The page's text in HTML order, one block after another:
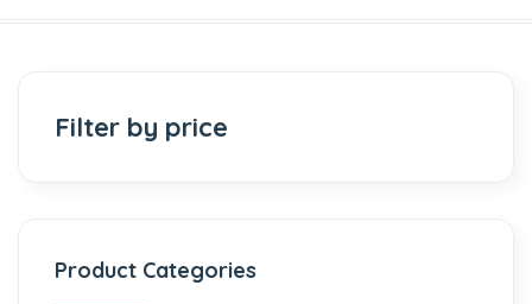
Filter by price
Product Categories